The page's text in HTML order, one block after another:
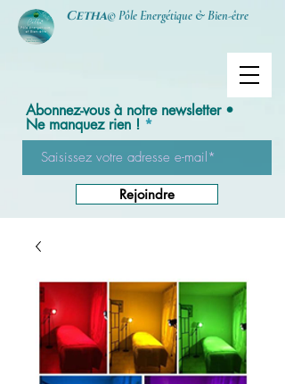
Cetha© Pôle Energétique & Bien-être
Abonnez-vous à notre newsletter •
Ne manquez rien !
Rejoindre